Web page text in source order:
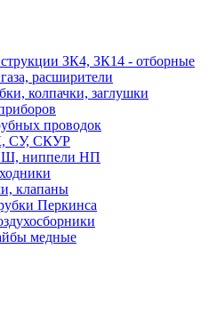
ЗК4, ЗК14 - отборные
расширители
колпачки, заглушки
проводок
СУ, СКУР
Ш, ниппели НП
клапаны
Перкинса
медные